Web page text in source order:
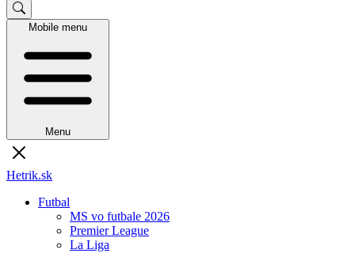
Mobile menu
Menu
Hetrik.sk
Futbal
MS vo futbale 2026
Premier League
La Liga